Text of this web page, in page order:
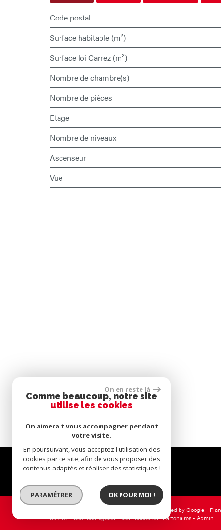
Code postal
Surface habitable (m²)
Surface loi Carrez (m²)
Nombre de chambre(s)
Nombre de pièces
Etage
Nombre de niveaux
Ascenseur
Vue
Espace copropriétaire
© 2026 | Tous droits réservés | Traduction powered by Google - Plan
du site-Mentions légales-Nos honoraires-Partenaires- Admin
On en reste là
Comme beaucoup, notre site
utilise les cookies
On aimerait vous accompagner pendant
votre visite.
En poursuivant, vous acceptez l'utilisation des
cookies par ce site, afin de vous proposer des
contenus adaptés et réaliser des statistiques !
PARAMÉTRER OK POUR MOI !